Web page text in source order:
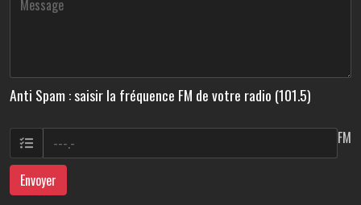
Anti Spam : saisir la fréquence FM de votre radio (101.5)
FM
Envoyer